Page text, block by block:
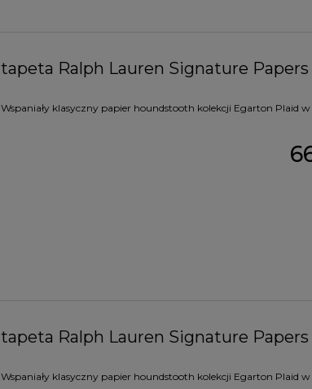
tapeta Ralph Lauren Signature Papers
Wspaniały klasyczny papier houndstooth kolekcji Egarton Plaid
tapeta Ralph Lauren Signature Papers
Wspaniały klasyczny papier houndstooth kolekcji Egarton Plaid